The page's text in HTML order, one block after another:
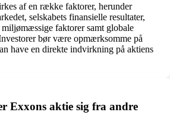
af en række faktorer, herunder
selskabets finansielle resultater,
faktorer samt globale
bør være opmærksomme på
have en direkte indvirkning på aktiens
Exxons aktie sig fra andre